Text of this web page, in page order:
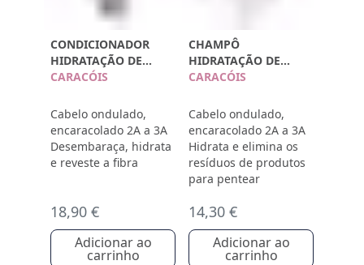
CONDICIONADOR
HIDRATAÇÃO DE
CARACÓIS
CARACÓIS
Cabelo ondulado,
encaracolado 2A a 3A
Desembaraça, hidrata
e reveste a fibra
18,90 €
Adicionar ao
carrinho
CHAMPÔ
HIDRATAÇÃO DE
CARACÓIS
CARACÓIS
Cabelo ondulado,
encaracolado 2A a 3A
Hidrata e elimina os
resíduos de produtos
para pentear
14,30 €
Adicionar ao
carrinho